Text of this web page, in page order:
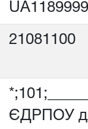
21081100
ЄДРПОУ